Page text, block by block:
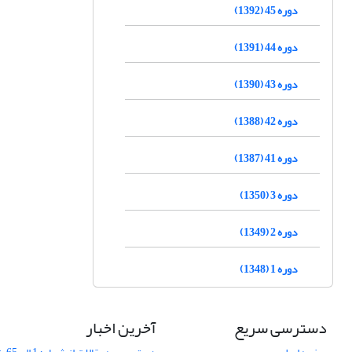
دوره 45 (1392)
دوره 44 (1391)
دوره 43 (1390)
دوره 42 (1388)
دوره 41 (1387)
دوره 3 (1350)
دوره 2 (1349)
دوره 1 (1348)
دسترسی سریع آخرین اخبار